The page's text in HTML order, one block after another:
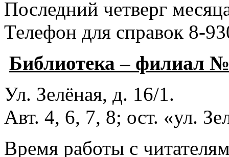
Последний четверг
Телефон для справок 8-
Библиотека – филиал
Ул. Зелёная, д. 16/1.
Авт. 4, 6, 7, 8; ост. «ул.
Время работы с